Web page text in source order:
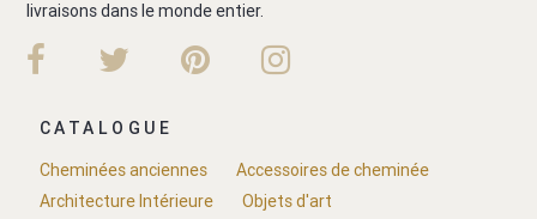
livraisons dans le monde entier.
CATALOGUE
Cheminées anciennes
Accessoires de cheminée
Architecture Intérieure
Objets d'art